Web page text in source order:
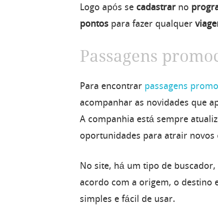
Logo após se cadastrar no
pontos para fazer qualquer
Passagens
Para encontrar passagens
acompanhar as novidades que
A companhia está sempre
oportunidades para atrair novos
No site, há um tipo de
acordo com a origem, o destino
simples e fácil de usar.